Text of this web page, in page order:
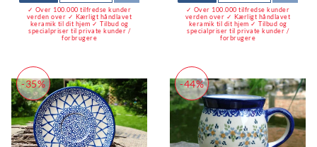
✓ Over 100.000 tilfredse kunder
verden over ✓ Kærligt håndlavet
keramik til dit hjem ✓ Tilbud og
specialpriser til private kunder /
forbrugere
✓ Over 100.000 tilfredse kunder
verden over ✓ Kærligt håndlavet
keramik til dit hjem ✓ Tilbud og
specialpriser til private kunder /
forbrugere
-35% -44%